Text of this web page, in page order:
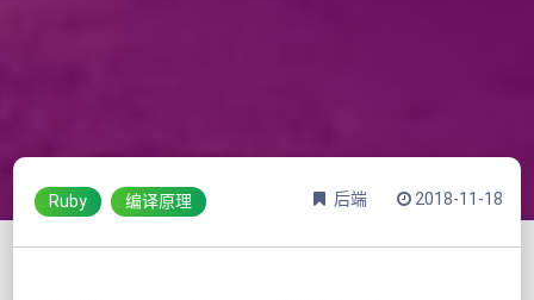
Ruby 编译原理 后端 2018-11-18